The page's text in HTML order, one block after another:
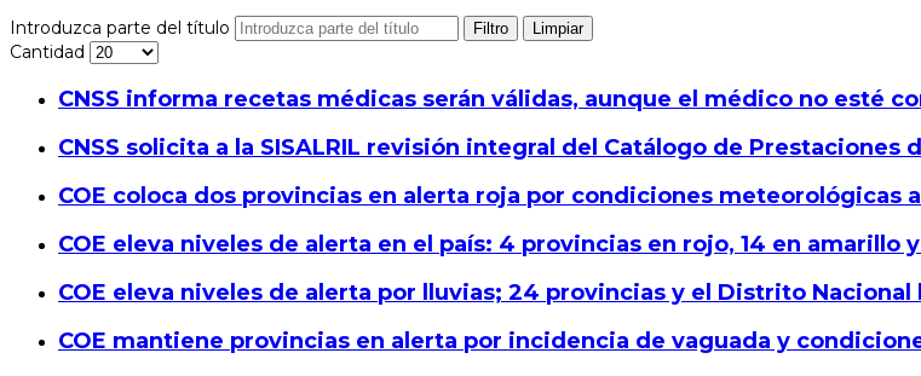
Introduzca parte del título
Filtro Limpiar
Cantidad
CNSS informa recetas médicas serán válidas, aunque el médico no esté
CNSS solicita a la SISALRIL revisión integral del Catálogo de Prestaciones
COE coloca dos provincias en alerta roja por condiciones meteorológicas
COE eleva niveles de alerta en el país: 4 provincias en rojo, 14 en amarillo
COE eleva niveles de alerta por lluvias; 24 provincias y el Distrito
COE mantiene provincias en alerta por incidencia de vaguada y